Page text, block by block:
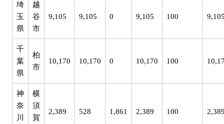
埼
玉
県
越
谷
市
9,105 9,105 0 9,105 100
千
葉
県
柏
市
10,170 10,170 0 10,170 100
神
奈
川
横
須
賀
2,389 528 1,861 2,389 100